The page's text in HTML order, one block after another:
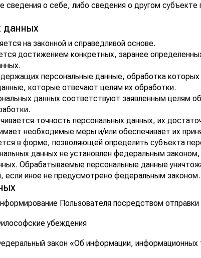
о себе, либо сведения о другом субъекте
данных
на законной и справедливой основе.
достижением конкретных, заранее
персональные данные, обработка
которые отвечают целям их обработки.
данных соответствуют заявленным целям
точность персональных данных, их
необходимые меры и/или обеспечивает их
в форме, позволяющей определить субъекта
данных не установлен федеральным
Обрабатываемые персональные данные
иное не предусмотрено федеральным законом.
Пользователя посредством
убеждения
закон «Об информации,